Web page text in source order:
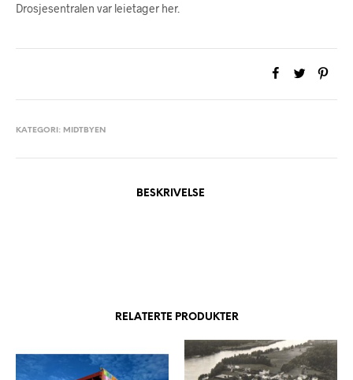
Drosjesentralen var leietager her.
KATEGORI: MIDTBYEN
BESKRIVELSE
RELATERTE PRODUKTER